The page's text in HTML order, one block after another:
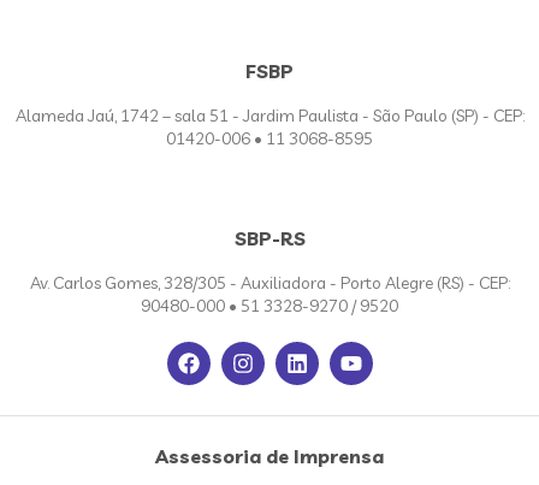
FSBP
Alameda Jaú, 1742 – sala 51 - Jardim Paulista - São Paulo (SP) - CEP:
01420-006 • 11 3068-8595
SBP-RS
Av. Carlos Gomes, 328/305 - Auxiliadora - Porto Alegre (RS) - CEP:
90480-000 • 51 3328-9270 / 9520
Assessoria de Imprensa